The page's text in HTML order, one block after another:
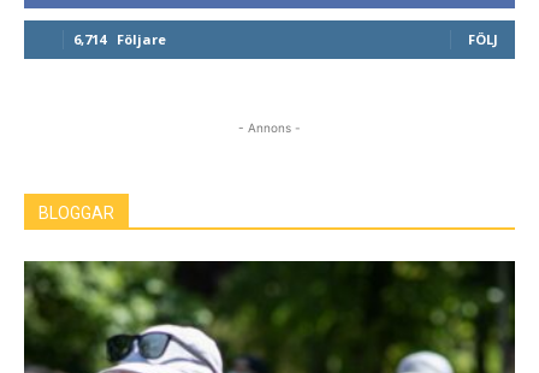
6,714 Följare FÖLJ
- Annons -
BLOGGAR